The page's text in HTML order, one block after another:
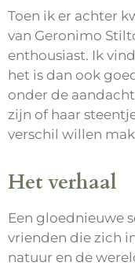
Toen ik er achter
van Geronimo
enthousiast. Ik
het is dan ook
onder de
zijn of haar
verschil willen
Het verhaal
Een gloednieuwe
vrienden die zich
natuur en de